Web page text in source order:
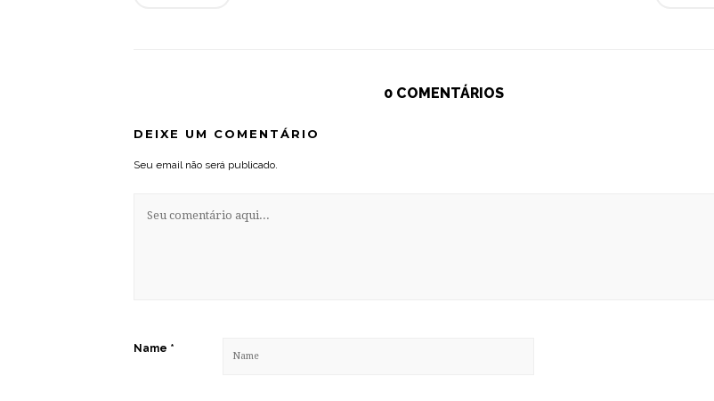
0 COMENTÁRIOS
DEIXE UM COMENTÁRIO
Seu email não será publicado.
Name *